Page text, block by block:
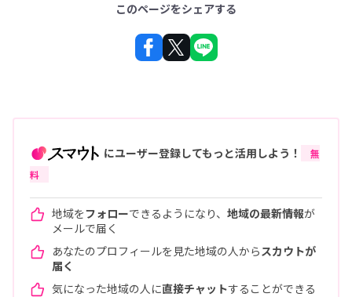
このページをシェアする
にユーザー登録してもっと活用しよう！
無
料
地域をフォローできるようになり、 地域の最新情報が
メールで届く
あなたのプロフィールを見た地域の人から スカウトが
届く
気になった地域の人に直接チャットすることができる